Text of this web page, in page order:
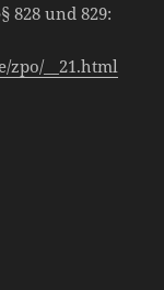
828 und 829:
zpo/__21.html